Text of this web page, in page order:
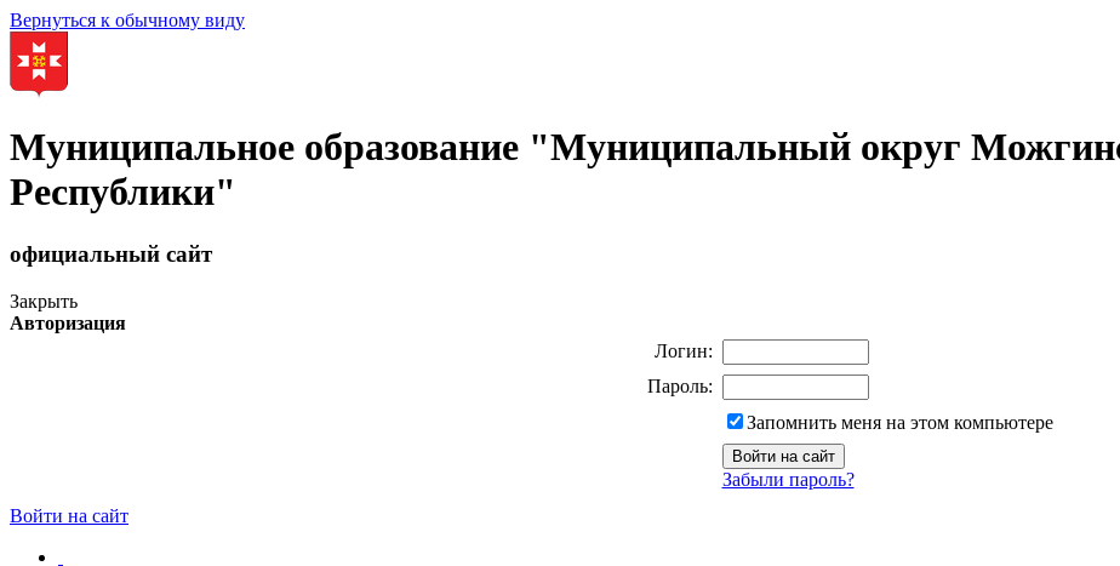
Вернуться к обычному виду
Муниципальное образование "Муниципальный округ
Республики"
официальный сайт
Закрыть
Авторизация
Логин:
Пароль:
Запомнить меня на этом компьютере
Забыли пароль?
Войти на сайт